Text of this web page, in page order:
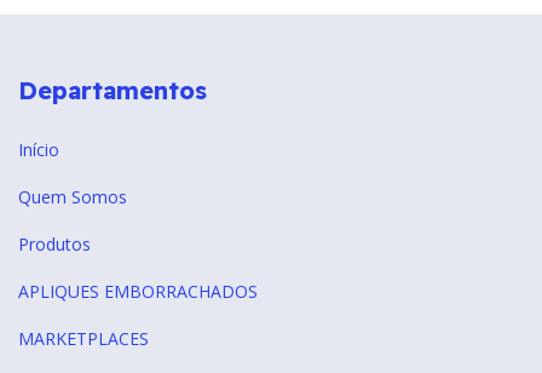
Departamentos
Início
Quem Somos
Produtos
APLIQUES EMBORRACHADOS
MARKETPLACES